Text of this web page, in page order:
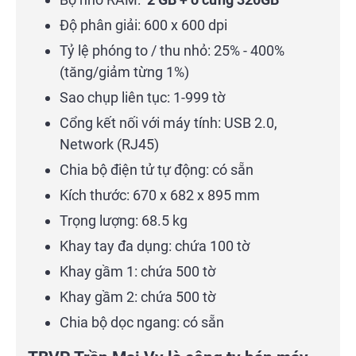
Độ phân giải: 600 x 600 dpi
Tỷ lệ phóng to / thu nhỏ: 25% - 400%
(tăng/giảm từng 1%)
Sao chụp liên tục: 1-999 tờ
Cổng kết nối với máy tính: USB 2.0,
Network (RJ45)
Chia bộ điện tử tự động: có sẵn
Kích thước: 670 x 682 x 895 mm
Trọng lượng: 68.5 kg
Khay tay đa dụng: chứa 100 tờ
Khay gầm 1: chứa 500 tờ
Khay gầm 2: chứa 500 tờ
Chia bộ dọc ngang: có sẵn